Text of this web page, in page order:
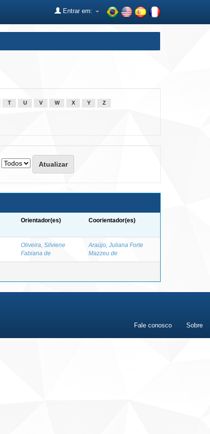
Entrar em:
T U V W X Y Z
Orientador(es) Coorientador(es)
Oliveira, Silviene
Fabiana de
Araújo, Juliana Forte
Mazzeu de
Fale conosco Sobre